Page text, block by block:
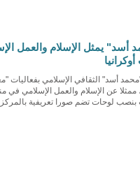
أسد" يمثل الإسلام والعمل
أسد" الثقافي الإسلامي بفعاليات
ممثلا عن الإسلام والعمل الإسلامي في
بنصب لوحات تضم صورا تعريفية